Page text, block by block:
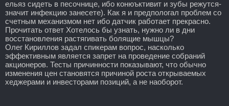
ельяз сидеть в песочнице, ибо конюъктивит и зубы режутся-
значит инфекцию занесете). Как я и предпологал проблем со
счетным механизмом нет ибо датчик работает прекрасно.
Прочитать ответ Хотелось бы узнать, нужно ли в дни
восстановления растягивать болящие мышцы?
Олег Кириллов задал спикерам вопрос, насколько
эффективным является запрет на проведение собраний
акционеров. Тесты причинности показывают, что обычно
изменения цен становятся причиной роста открываемых
хеджерами и инвесторами позиций, а не наоборот.